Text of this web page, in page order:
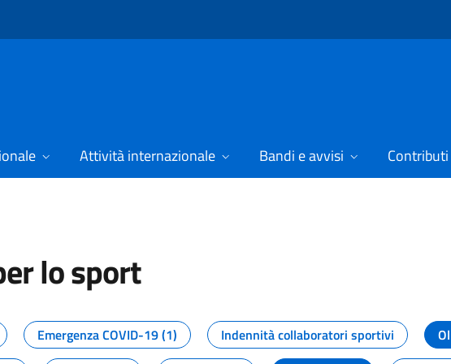
Attività internazionale Bandi e avvisi
lo sport
dal Dipartimento per lo sport
Emergenza COVID-19 (1) Indennità collaboratori sportivi